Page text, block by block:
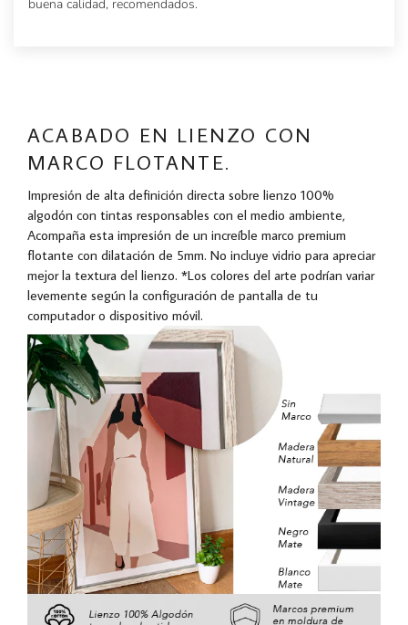
buena calidad, recomendados.
ACABADO EN LIENZO CON
MARCO FLOTANTE.
Impresión de alta definición directa sobre lienzo 100%
algodón con tintas responsables con el medio ambiente,
Acompaña esta impresión de un increíble marco premium
flotante con dilatación de 5mm. No incluye vidrio para apreciar
mejor la textura del lienzo. *Los colores del arte podrían variar
levemente según la configuración de pantalla de tu
computador o dispositivo móvil.